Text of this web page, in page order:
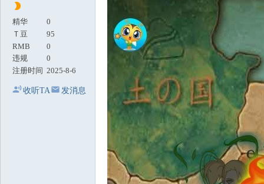
精华
0
Ｔ豆
95
RMB
0
违规
0
注册时间 2025-8-6
收听TA 发消息